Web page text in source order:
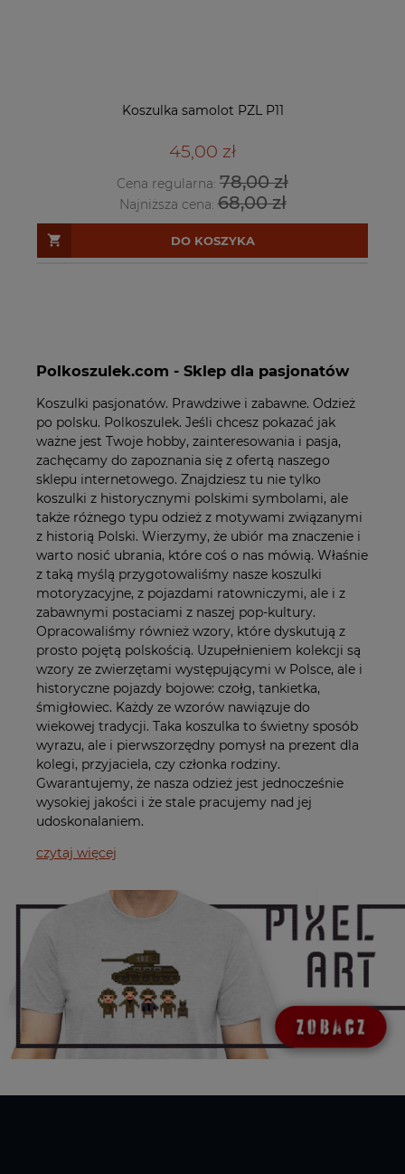
Koszulka samolot PZL P11
45,00 zł
Cena regularna: 78,00 zł
Najniższa cena:68,00 zł
DO KOSZYKA
Polkoszulek.com - Sklep dla pasjonatów
Koszulki pasjonatów. Prawdziwe i zabawne. Odzież
po polsku. Polkoszulek. Jeśli chcesz pokazać jak
ważne jest Twoje hobby, zainteresowania i pasja,
zachęcamy do zapoznania się z ofertą naszego
sklepu internetowego. Znajdziesz tu nie tylko
koszulki z historycznymi polskimi symbolami, ale
także różnego typu odzież z motywami związanymi
z historią Polski. Wierzymy, że ubiór ma znaczenie i
warto nosić ubrania, które coś o nas mówią. Właśnie
z taką myślą przygotowaliśmy nasze koszulki
motoryzacyjne, z pojazdami ratowniczymi, ale i z
zabawnymi postaciami z naszej pop-kultury.
Opracowaliśmy również wzory, które dyskutują z
prosto pojętą polskością. Uzupełnieniem kolekcji są
wzory ze zwierzętami występującymi w Polsce, ale i
historyczne pojazdy bojowe: czołg, tankietka,
śmigłowiec. Każdy ze wzorów nawiązuje do
wiekowej tradycji. Taka koszulka to świetny sposób
wyrazu, ale i pierwszorzędny pomysł na prezent dla
kolegi, przyjaciela, czy członka rodziny.
Gwarantujemy, że nasza odzież jest jednocześnie
wysokiej jakości i że stale pracujemy nad jej
udoskonalaniem.
czytaj więcej